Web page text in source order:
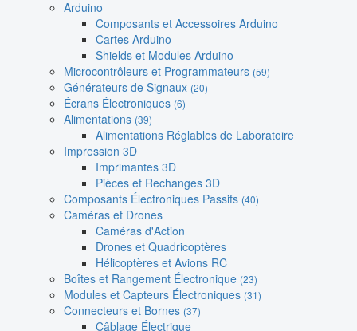
Arduino
Composants et Accessoires Arduino
Cartes Arduino
Shields et Modules Arduino
Microcontrôleurs et Programmateurs (59)
Générateurs de Signaux (20)
Écrans Électroniques (6)
Alimentations (39)
Alimentations Réglables de Laboratoire
Impression 3D
Imprimantes 3D
Pièces et Rechanges 3D
Composants Électroniques Passifs (40)
Caméras et Drones
Caméras d'Action
Drones et Quadricoptères
Hélicoptères et Avions RC
Boîtes et Rangement Électronique (23)
Modules et Capteurs Électroniques (31)
Connecteurs et Bornes (37)
Câblage Électrique